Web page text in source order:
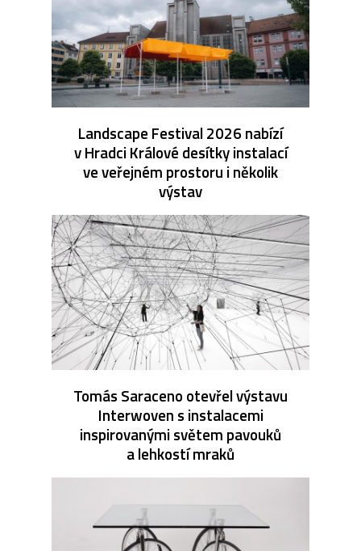
Landscape Festival 2026 nabízí
v Hradci Králové desítky instalací
ve veřejném prostoru i několik
výstav
Tomás Saraceno otevřel výstavu
Interwoven s instalacemi
inspirovanými světem pavouků
a lehkostí mraků